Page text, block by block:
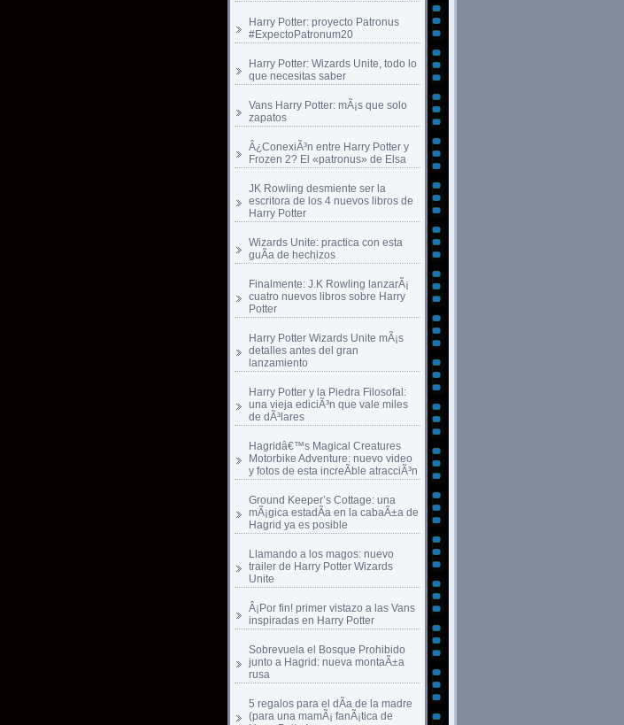
Harry Potter: proyecto Patronus
#ExpectoPatronum20
Harry Potter: Wizards Unite, todo lo
que necesitas saber
Vans Harry Potter: mÃ¡s que solo
zapatos
Â¿ConexiÃ³n entre Harry Potter y
Frozen 2? El «patronus» de Elsa
JK Rowling desmiente ser la
escritora de los 4 nuevos libros de
Harry Potter
Wizards Unite: practica con esta
guÃ­a de hechizos
Finalmente: J.K Rowling lanzarÃ¡
cuatro nuevos libros sobre Harry
Potter
Harry Potter Wizards Unite mÃ¡s
detalles antes del gran
lanzamiento
Harry Potter y la Piedra Filosofal:
una vieja ediciÃ³n que vale miles
de dÃ³lares
Hagridâ€™s Magical Creatures
Motorbike Adventure: nuevo video
y fotos de esta increÃ­ble atracciÃ³n
Ground Keeper’s Cottage: una
mÃ¡gica estadÃ­a en la cabaÃ±a de
Hagrid ya es posible
Llamando a los magos: nuevo
trailer de Harry Potter Wizards
Unite
Â¡Por fin! primer vistazo a las Vans
inspiradas en Harry Potter
Sobrevuela el Bosque Prohibido
junto a Hagrid: nueva montaÃ±a
rusa
5 regalos para el dÃ­a de la madre
(para una mamÃ¡ fanÃ¡tica de